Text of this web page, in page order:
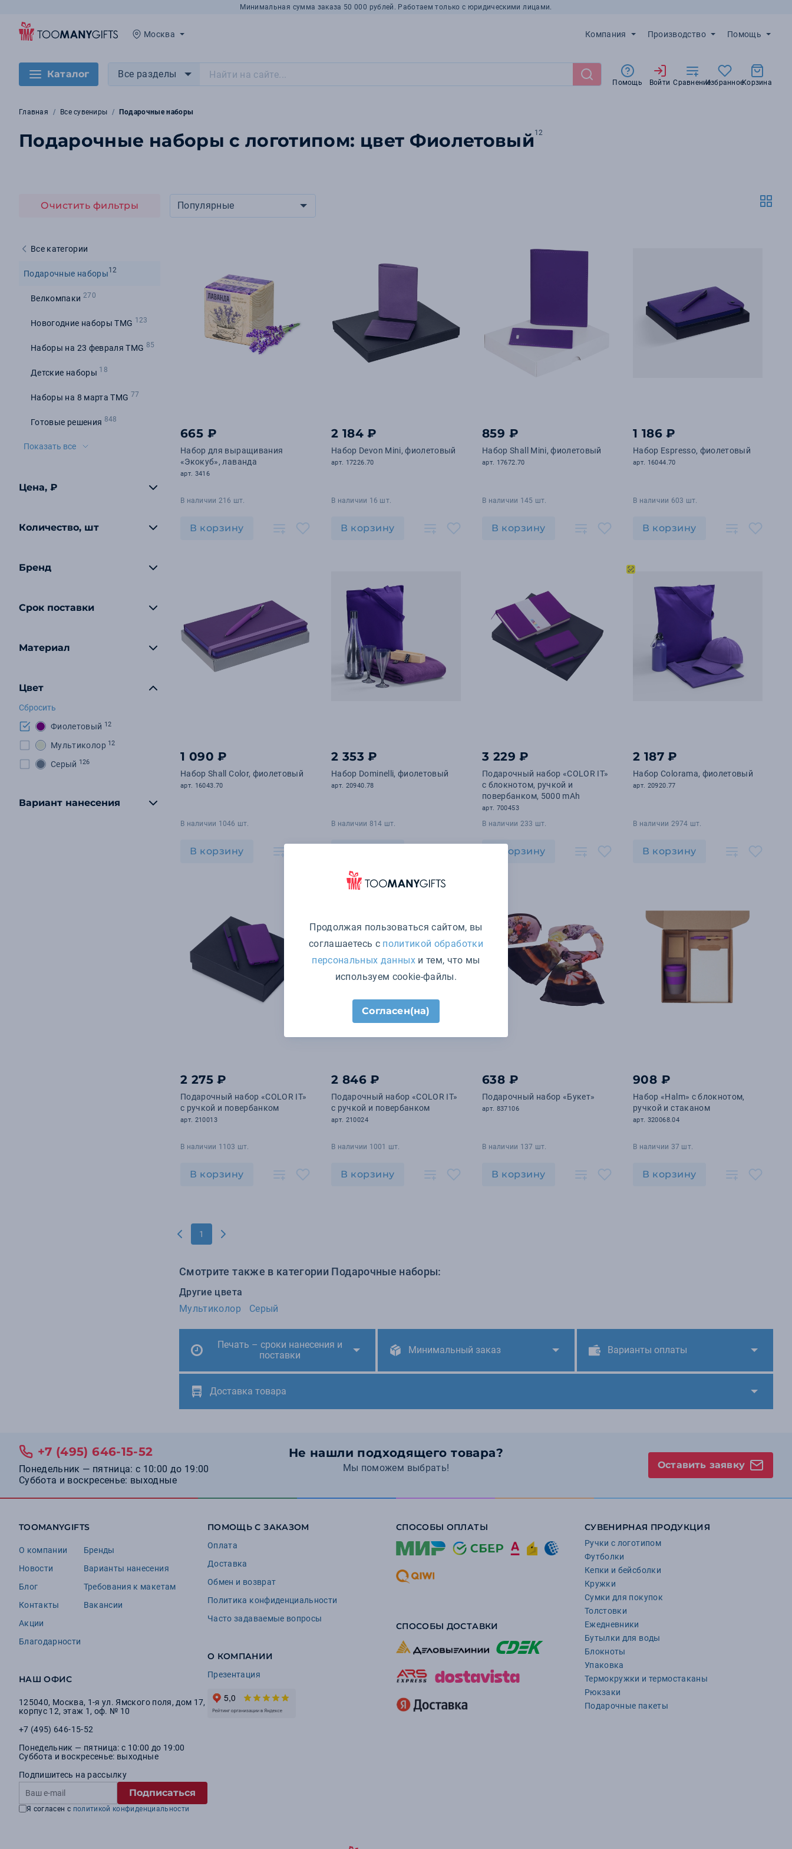
Минимальная сумма заказа 50 000 рублей. Работаем только с юридическими лицами.
Москва Компания Производство Помощь
Каталог Все разделы
Помощь Войти СравнениеИзбранноеКорзина
Главная Все сувениры Подарочные наборы
Подарочные наборы с логотипом: цвет Фиолетовый 12
Очистить фильтры
Все категории
Подарочные наборы12
Велкомпаки 270
Новогодние наборы TMG 123
Наборы на 23 февраля TMG 85
Детские наборы 18
Наборы на 8 марта TMG 77
Готовые решения 848
Показать все
Цена, ₽
Количество, шт
Бренд
Срок поставки
Материал
Цвет
Сбросить
Фиолетовый 12
Мультиколор 12
Серый 126
Вариант нанесения
Популярные
665 ₽
Набор для выращивания
«Экокуб», лаванда
арт. 3416
В наличии 216 шт.
В корзину
2 184 ₽
Набор Devon Mini, фиолетовый
арт. 17226.70
В наличии 16 шт.
В корзину
859 ₽
Набор Shall Mini, фиолетовый
арт. 17672.70
В наличии 145 шт.
В корзину
1 186 ₽
Набор Espresso, фиолетовый
арт. 16044.70
В наличии 603 шт.
В корзину
1 090 ₽
Набор Shall Color, фиолетовый
арт. 16043.70
В наличии 1046 шт.
В корзину
2 353 ₽
Набор Dominelli, фиолетовый
арт. 20940.78
В наличии 814 шт.
3 229 ₽
Подарочный набор «COLOR IT»
c блокнотом, ручкой и
повербанком, 5000 mAh
арт. 700453
В наличии 233 шт.
В корзину
2 187 ₽
Набор Colorama, фиолетовый
арт. 20920.77
В наличии 2974 шт.
В корзину
2 275 ₽
Подарочный набор «COLOR IT»
c ручкой и повербанком
арт. 210013
В наличии 1103 шт.
В корзину
2 846 ₽
Подарочный набор «COLOR IT»
c ручкой и повербанком
арт. 210024
В наличии 1001 шт.
В корзину
638 ₽
Подарочный набор «Букет»
арт. 837106
В наличии 137 шт.
В корзину
908 ₽
Набор «Halm» с блокнотом,
ручкой и стаканом
арт. 320068.04
В наличии 37 шт.
В корзину
1
Смотрите также в категории Подарочные наборы:
Другие цвета
Мультиколор
Серый
Печать – сроки нанесения и
поставки
Минимальный заказ Варианты оплаты
Доставка товара
Не нашли подходящего товара?
Мы поможем выбрать!
+7 (495) 646-15-52
Понедельник — пятница: с 10:00 до 19:00
Суббота и воскресенье: выходные
Оставить заявку
TOOMANYGIFTS
О компании
Новости
Блог
Контакты
Акции
Благодарности
Бренды
Варианты нанесения
Требования к макетам
Вакансии
НАШ ОФИС
125040, Москва, 1-я ул. Ямского поля, дом 17,
корпус 12, этаж 1, оф. № 10
+7 (495) 646-15-52
Понедельник — пятница: с 10:00 до 19:00
Суббота и воскресенье: выходные
Подпишитесь на рассылку
Подписаться
Я согласен с политикой конфиденциальности
ПОМОЩЬ С ЗАКАЗОМ
Оплата
Доставка
Обмен и возврат
Политика конфиденциальности
Часто задаваемые вопросы
О КОМПАНИИ
Презентация
СПОСОБЫ ОПЛАТЫ
СПОСОБЫ ДОСТАВКИ
СУВЕНИРНАЯ ПРОДУКЦИЯ
Ручки с логотипом
Футболки
Кепки и бейсболки
Кружки
Сумки для покупок
Толстовки
Ежедневники
Бутылки для воды
Блокноты
Упаковка
Термокружки и термостаканы
Рюкзаки
Подарочные пакеты
Продолжая пользоваться сайтом, вы
соглашаетесь с политикой обработки
персональных данныхи тем, что мы
используем cookie-файлы.
Согласен(на)